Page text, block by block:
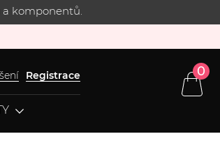
a komponentů.
Registrace 0